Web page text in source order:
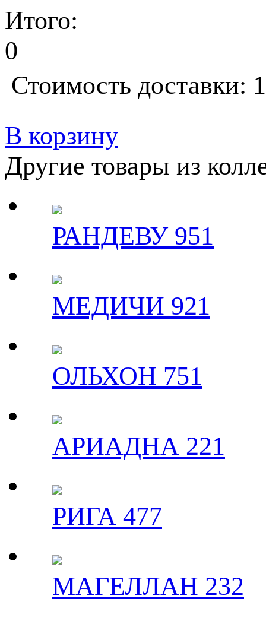
Итого:
0
Стоимость
В корзину
Другие товары из
РАНДЕВУ 951
МЕДИЧИ 921
ОЛЬХОН 751
АРИАДНА 221
РИГА 477
МАГЕЛЛАН 232